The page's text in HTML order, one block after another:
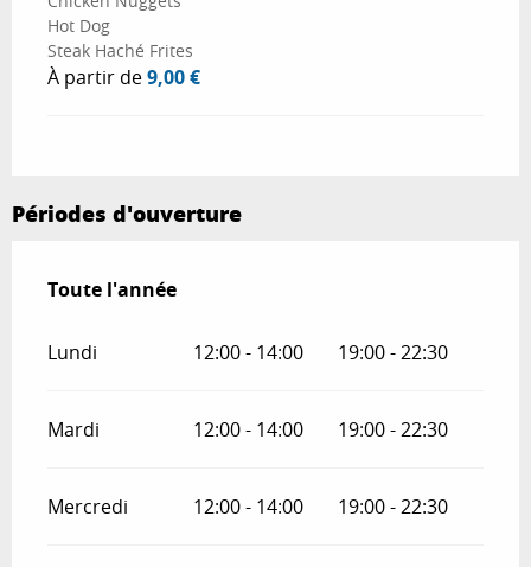
Hot Dog
Steak Haché Frites
À partir de9,00 €
Périodes d'ouverture
Toute l'année
Toute l'année
Lundi 12:00 - 14:00 19:00 - 22:30
Mardi 12:00 - 14:00 19:00 - 22:30
Mercredi 12:00 - 14:00 19:00 - 22:30